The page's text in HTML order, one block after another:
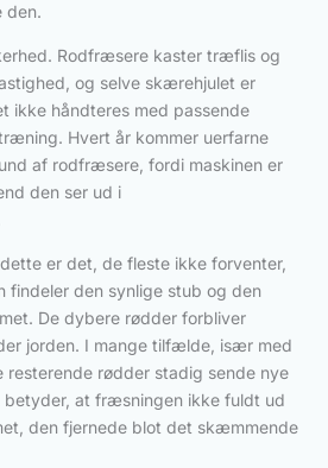
den.
Rodfræsere kaster træflis og
og selve skærehjulet er
ikke håndteres med passende
Hvert år kommer uerfarne
af rodfræsere, fordi maskinen er
den ser ud i
er det, de fleste ikke forventer,
findeler den synlige stub og den
De dybere rødder forbliver
jorden. I mange tilfælde, især med
resterende rødder stadig sende nye
betyder, at fræsningen ikke fuldt ud
den fjernede blot det skæmmende